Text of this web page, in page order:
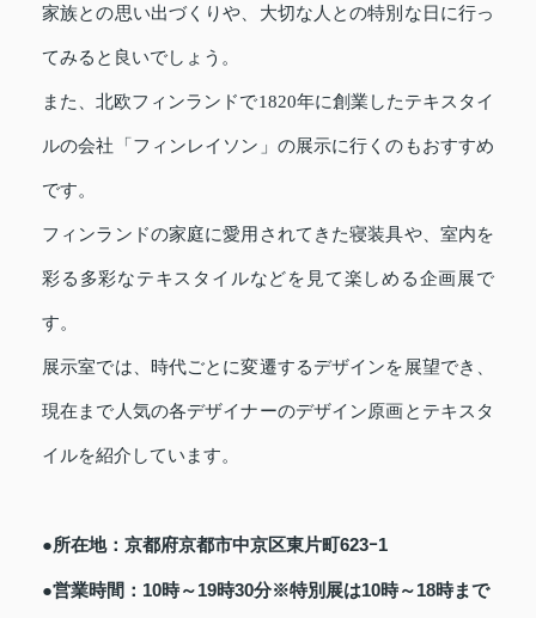
家族との思い出づくりや、大切な人との特別な日に行っ
てみると良いでしょう。
また、北欧フィンランドで1820年に創業したテキスタイ
ルの会社「フィンレイソン」の展示に行くのもおすすめ
です。
フィンランドの家庭に愛用されてきた寝装具や、室内を
彩る多彩なテキスタイルなどを見て楽しめる企画展で
す。
展示室では、時代ごとに変遷するデザインを展望でき、
現在まで人気の各デザイナーのデザイン原画とテキスタ
イルを紹介しています。
●所在地：京都府京都市中京区東片町623ｰ1
●営業時間：10時～19時30分※特別展は10時～18時まで